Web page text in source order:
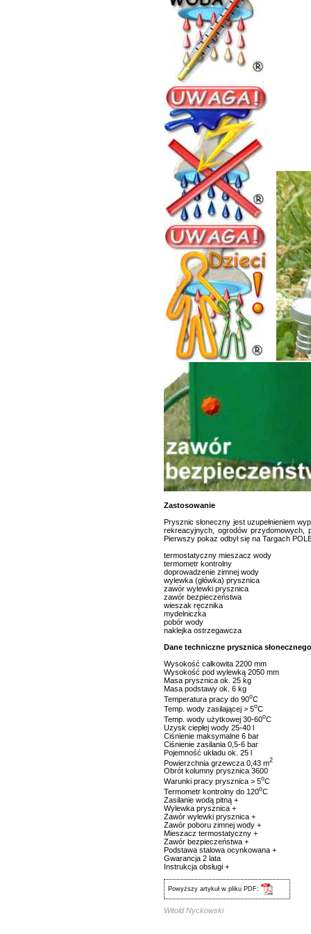
Zastosowanie
Prysznic słoneczny jest uzupełnieniem
rekreacyjnych, ogrodów
Pierwszy pokaz odbył się na Targach
termostatyczny mieszacz wody
termometr kontrolny
doprowadzenie zimnej wody
wylewka (główka) prysznica
zawór wylewki prysznica
zawór bezpieczeństwa
wieszak ręcznika
mydelniczka
pobór wody
naklejka ostrzegawcza
Dane techniczne prysznica słonecznego
Wysokość całkowita 2200 mm
Wysokość pod wylewką 2050 mm
Masa prysznica ok. 25 kg
Masa podstawy ok. 6 kg
Temperatura pracy do 90oC
Temp. wody zasilającej > 5oC
Temp. wody użytkowej 30-60oC
Uzysk ciepłej wody 25-40 l
Ciśnienie maksymalne 6 bar
Ciśnienie zasilania 0,5-6 bar
Pojemność układu ok. 25 l
Powierzchnia grzewcza 0,43 m2
Obrót kolumny prysznica 3600
Warunki pracy prysznica > 5oC
Termometr kontrolny do 120oC
Zasilanie wodą pitną +
Wylewka prysznica +
Zawór wylewki prysznica +
Zawór poboru zimnej wody +
Mieszacz termostatyczny +
Zawór bezpieczeństwa +
Podstawa stalowa ocynkowana +
Gwarancja 2 lata
Instrukcja obsługi +
Powyższy artykuł w pliku PDF:
Witold Nyckowski